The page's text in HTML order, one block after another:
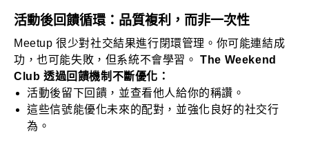
活動後回饋循環：品質複利，而非一次性
Meetup 很少對社交結果進行閉環管理。你可能連結成
功，也可能失敗，但系統不會學習。The Weekend
Club 透過回饋機制不斷優化：
活動後留下回饋，並查看他人給你的稱讚。
這些信號能優化未來的配對，並強化良好的社交行
為。